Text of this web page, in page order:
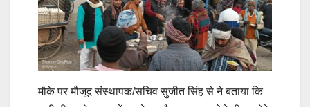
मौके पर मौजूद संस्थापक/सचिव सुजीत सिंह से ने बताया कि